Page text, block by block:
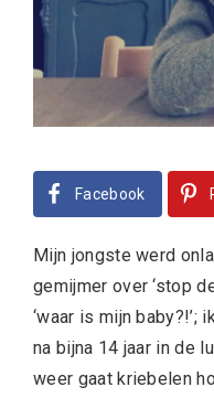
Facebook
Mijn jongste werd
gemijmer over ‘stop
‘waar is mijn baby?!’;
na bijna 14 jaar in de
weer gaat kriebelen